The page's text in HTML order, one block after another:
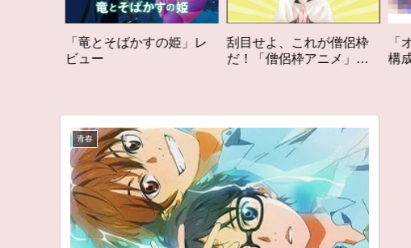
刮目せよ、これが僧侶枠
だ！「僧侶枠アニメ」特
「オタク歴２０年の私を
構成する５つのアニメ」
青春